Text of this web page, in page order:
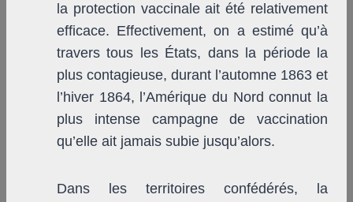
la protection vaccinale ait été relativement
efficace. Effectivement, on a estimé qu’à
travers tous les États, dans la période la
plus contagieuse, durant l’automne 1863 et
l’hiver 1864, l’Amérique du Nord connut la
plus intense campagne de vaccination
qu’elle ait jamais subie jusqu’alors.
Dans les territoires confédérés, la